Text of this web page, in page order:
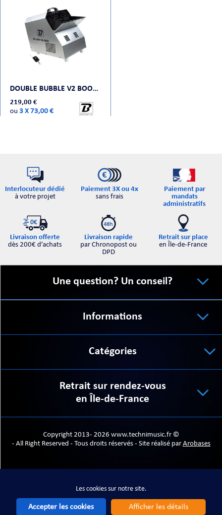
Les cookies sur notre site.
Accepter les cookies Afficher les détails
DOUBLE BUBBLE V2 BOOMTONE DJ
219,00 €
ou 3 X 73,00 €
Interlocuteur dédié
à votre projet
Paiement 3X ou 4x
sans frais
Paiement par
mandats
administratifs
Livraison offerte
dès 200€ d’achats
Livraison rapide
par Chronopost ou
DPD
Retrait sur place
en Île-de-France
Une question? Un conseil?
Informations
Catégories
Retrait sur rendez-vous
en Île-de-France
Copyright 2013- 2026 www.technimusic.fr ©
- All Right Reserved - Tous droits réservés - Site réalisé par Arobases
Les cookies sur notre site.